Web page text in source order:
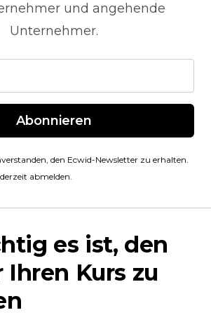
und angehende
Unternehmer.
Abonnieren
den Ecwid-Newsletter zu erhalten.
abmelden.
es ist, den
Ihren Kurs zu